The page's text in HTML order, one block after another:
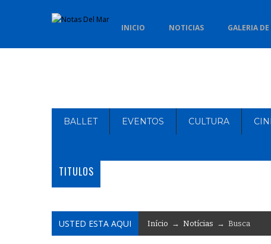
INICIO NOTICIAS GALERIA
BALLET EVENTOS CULTURA
TITULOS
USTED ESTA AQUI Início → Notícias → Busca